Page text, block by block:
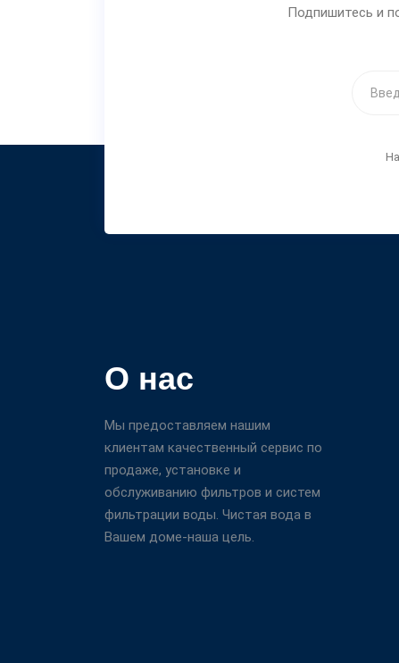
Подпишитесь и
О нас
Мы предоставляем нашим
клиентам качественный сервис по
продаже, установке и
обслуживанию фильтров и систем
фильтрации воды. Чистая вода в
Вашем доме-наша цель.